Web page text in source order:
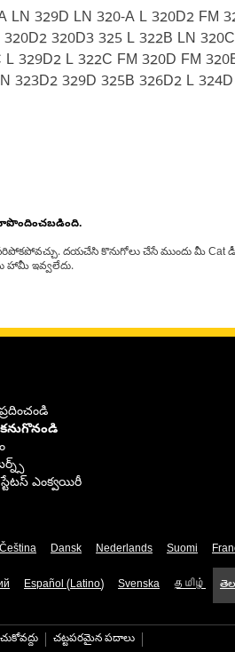
329D LN 320-A L 320D2 FM
320D3 325 L 322B LN
329D2 L 322C FM 320D FM
323D2 329D 325B 326D2 L
దయచేసి కొనుగోలు చేసే ముందు మీ Cat
హామీ ఇవ్వలేదు.
ఎంక్వయిరీ
Čeština Dansk Nederlands Suomi
Español (Latino) Svenska தமிழ்
చట్టపరమైన పదాలు